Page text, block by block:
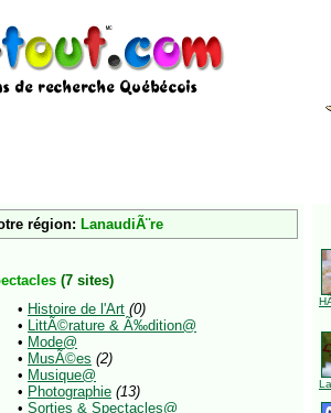
région: LanaudiÃ¨re
(7 sites)
• Histoire de l'Art (0)
• LittÃ©rature & Ã‰dition@
• Mode@
• MusÃ©es (2)
• Musique@
• Photographie (13)
• Sorties & Spectacles@